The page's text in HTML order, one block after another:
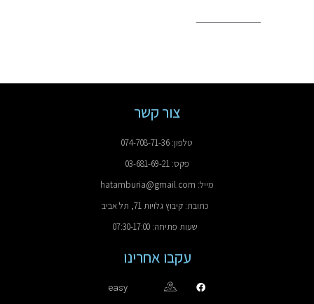
צור קשר
טלפון: 074-708-71-36
פקס: 03-681-69-21
מייל: hatamburia@gmail.com
כתובת: קיבוץ גלויות 71, תל אביב
שעות פתיחה: 07:30-17:00
עקבו אחרינו
easy